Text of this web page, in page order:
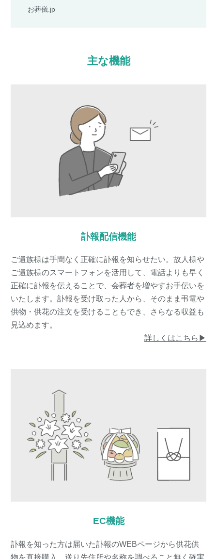
お葬儀.jp
主な機能
訃報配信機能
ご遺族様は手間なく正確に訃報を知らせたい。故人様や
ご遺族様のスマートフォンを活用して、電話よりも早く
正確に訃報を伝えることで、会葬者を増やすお手伝いを
いたします。訃報を受け取った人から、そのまま弔電や
供物・供花の注文を受けることもでき、さらなる収益も
見込めます。
詳しくはこちら▶︎
EC機能
訃報を知った方は届いた訃報のWEBページから供花供
物を直接購入。送り先住所や名称を調べること無く確実